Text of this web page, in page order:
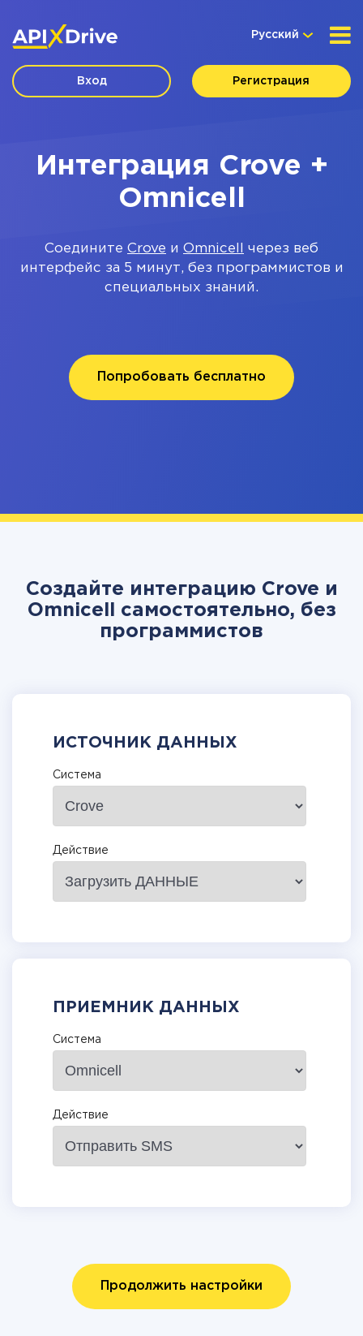
Русский
Вход Регистрация
Интеграция Crove +
Omnicell
Соедините Crove и Omnicell
через веб
интерфейс за 5 минут, без программистов и
специальных знаний.
Попробовать бесплатно
Создайте интеграцию Crove и
Omnicell самостоятельно, без
программистов
ИСТОЧНИК ДАННЫХ
Система
Действие
ПРИЕМНИК ДАННЫХ
Система
Действие
Продолжить настройки